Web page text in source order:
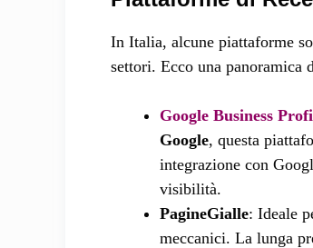
In Italia, alcune piattaforme
settori. Ecco una panoramica
Google Business
Google, questa
integrazione con
visibilità.
PagineGialle: Ideale
meccanici. La lunga